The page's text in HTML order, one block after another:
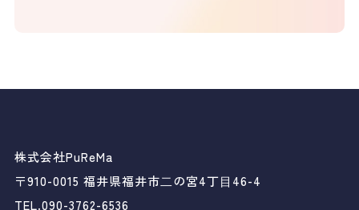
株式会社PuReMa
〒910-0015 福井県福井市⼆の宮4丁⽬46-4
TEL.090-3762-6536